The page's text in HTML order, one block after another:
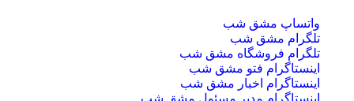
واتساپ مشق شب
تلگرام مشق شب
تلگرام فروشگاه مشق شب
اینستاگرام فتو مشق شب
اینستاگرام اخبار مشق شب
اینستاگرام مدیر مسئول مشق شب